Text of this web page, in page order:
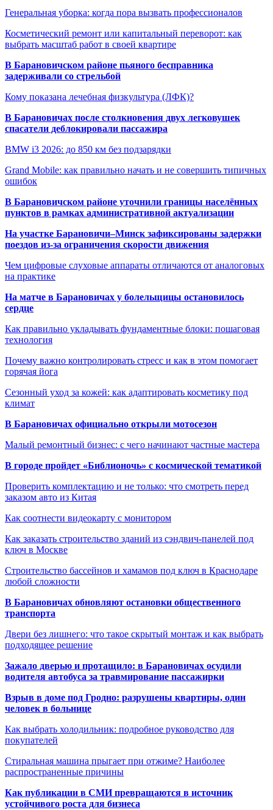
Генеральная уборка: когда пора вызвать профессионалов
Косметический ремонт или капитальный переворот: как
выбрать масштаб работ в своей квартире
В Барановичском районе пьяного бесправника
задерживали со стрельбой
Кому показана лечебная физкультура (ЛФК)?
В Барановичах после столкновения двух легковушек
спасатели деблокировали пассажира
BMW i3 2026: до 850 км без подзарядки
Grand Mobile: как правильно начать и не совершить типичных
ошибок
В Барановичском районе уточнили границы населённых
пунктов в рамках административной актуализации
На участке Барановичи–Минск зафиксированы задержки
поездов из-за ограничения скорости движения
Чем цифровые слуховые аппараты отличаются от аналоговых
на практике
На матче в Барановичах у болельщицы остановилось
сердце
Как правильно укладывать фундаментные блоки: пошаговая
технология
Почему важно контролировать стресс и как в этом помогает
горячая йога
Сезонный уход за кожей: как адаптировать косметику под
климат
В Барановичах официально открыли мотосезон
Малый ремонтный бизнес: с чего начинают частные мастера
В городе пройдет «Библионочь» с космической тематикой
Проверить комплектацию и не только: что смотреть перед
заказом авто из Китая
Как соотнести видеокарту с монитором
Как заказать строительство зданий из сэндвич-панелей под
ключ в Москве
Строительство бассейнов и хамамов под ключ в Краснодаре
любой сложности
В Барановичах обновляют остановки общественного
транспорта
Двери без лишнего: что такое скрытый монтаж и как выбрать
подходящее решение
Зажало дверью и протащило: в Барановичах осудили
водителя автобуса за травмирование пассажирки
Взрыв в доме под Гродно: разрушены квартиры, один
человек в больнице
Как выбрать холодильник: подробное руководство для
покупателей
Стиральная машина прыгает при отжиме? Наиболее
распространенные причины
Как публикации в СМИ превращаются в источник
устойчивого роста для бизнеса